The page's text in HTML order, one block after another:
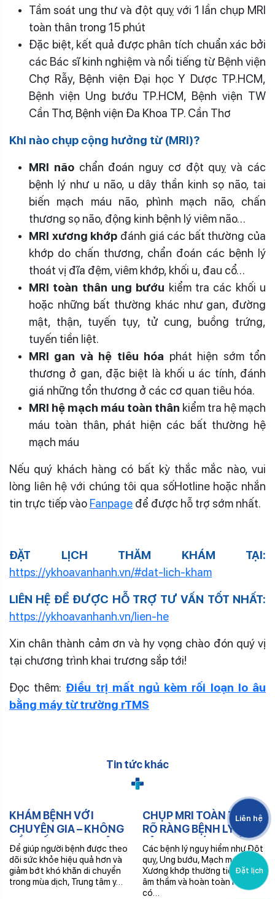
Tầm soát ung thư và đột quỵ với 1 lần chụp MRI
toàn thân trong 15 phút
Đặc biệt, kết quả được phân tích chuẩn xác bởi
các Bác sĩ kinh nghiệm và nổi tiếng từ Bệnh viện
Chợ Rẫy, Bệnh viện Đại học Y Dược TP.HCM,
Bệnh viện Ung bướu TP.HCM, Bệnh viện TW
Cần Thơ, Bệnh viện Đa Khoa TP. Cần Thơ
Khi nào chụp cộng hưởng từ (MRI)?
MRI nãochẩn đoán nguy cơ đột quỵ và các
bệnh lý như u não, u dây thần kinh sọ não, tai
biến mạch máu não, phình mạch não, chấn
thương sọ não, động kinh bệnh lý viêm não…
MRI xương khớp đánh giá các bất thường của
khớp do chấn thương, chẩn đoán các bệnh lý
thoát vị đĩa đệm, viêm khớp, khối u, đau cổ…
MRI toàn thân ung bướu kiểm tra các khối u
hoặc những bất thường khác như gan, đường
mật, thận, tuyến tụy, tử cung, buồng trứng,
tuyến tiền liệt.
MRI gan và hệ tiêu hóa phát hiện sớm tổn
thương ở gan, đặc biệt là khối u ác tính, đánh
giá những tổn thương ở các cơ quan tiêu hóa.
MRI hệ mạch máu toàn thân kiểm tra hệ mạch
máu toàn thân, phát hiện các bất thường hệ
mạch máu
Nếu quý khách hàng có bất kỳ thắc mắc nào, vui
lòng liên hệ với chúng tôi qua sốHotline hoặc nhắn
tin trực tiếp vào Fanpage để được hỗ trợ sớm nhất.
ĐẶT LỊCH THĂM KHÁM TẠI:
https://ykhoavanhanh.vn/#dat-lich-kham
LIÊN HỆ ĐỂ ĐƯỢC HỖ TRỢ TƯ VẤN TỐT NHẤT:
https://ykhoavanhanh.vn/lien-he
Xin chân thành cảm ơn và hy vọng chào đón quý vị
tại chương trình khai trương sắp tới!
Đọc thêm: Điều trị mất ngủ kèm rối loạn lo âu
bằng máy từ trường rTMS
Tin tức khác
KHÁM BỆNH VỚI
CHUYÊN GIA – KHÔNG
CẦN ĐẾN TRUNG TÂM –
NHẬN THUỐC TRONG
NGÀY
Để giúp người bệnh được theo
dõi sức khỏe hiệu quả hơn và
giảm bớt khó khăn di chuyển
trong mùa dịch, Trung tâm y…
CHỤP MRI TOÀN THÂN:
RÕ RÀNG BỆNH LÝ – AN
TÂM CHI PHÍ KHI CÓ
BHYT
Các bệnh lý nguy hiểm như Đột
quỵ, Ung bướu, Mạch máu hay
Xương khớp thường tiến triển
âm thầm và hoàn toàn không
có…
Liên hệ
Đặt lịch